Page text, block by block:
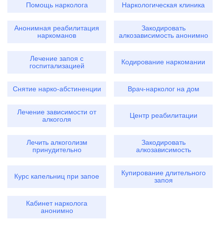
Помощь нарколога Наркологическая клиника
Анонимная реабилитация
наркоманов
Закодировать
алкозависимость анонимно
Лечение запоя с
госпитализацией
Кодирование наркомании
Снятие нарко-абстиненции Врач-нарколог на дом
Лечение зависимости от
алкоголя
Центр реабилитации
Лечить алкоголизм
принудительно
Закодировать
алкозависимость
Курс капельниц при запое
Купирование длительного
запоя
Кабинет нарколога
анонимно